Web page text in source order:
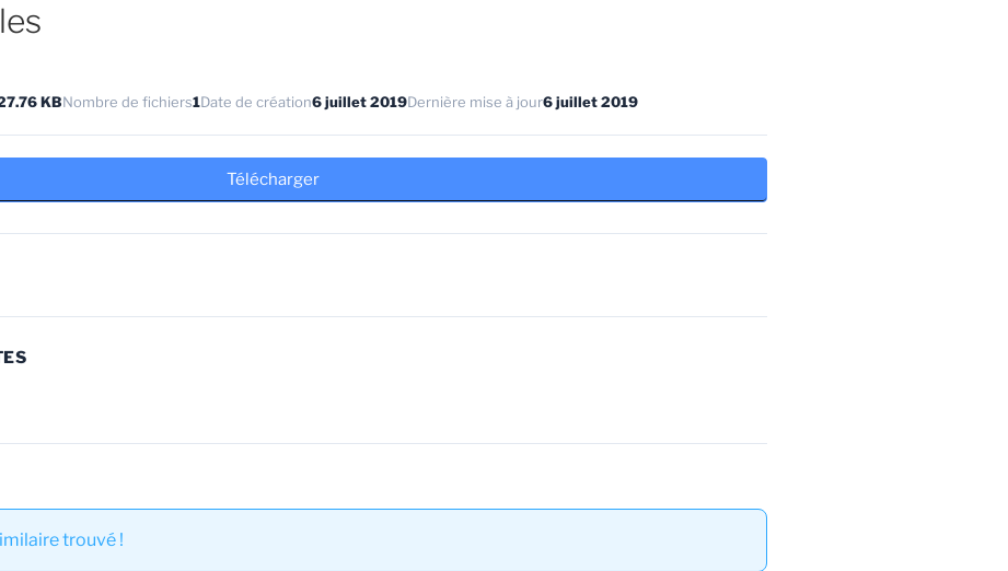
KBNombre de fichiers1Date de création6 juillet 2019Dernière mise à jour6 juillet 2019
Télécharger
trouvé !